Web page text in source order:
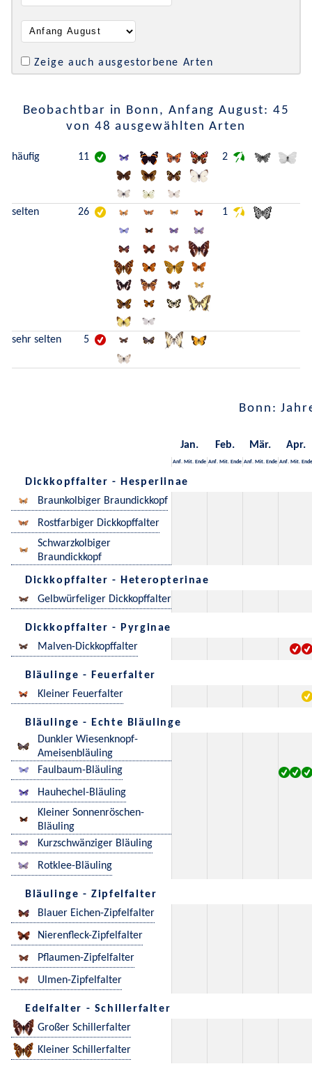
Zeige auch ausgestorbene Arten
Beobachtbar in Bonn, Anfang August: 45
von 48 ausgewählten Arten
häufig 11 2
selten 26 1
sehr selten 5
Bonn:
Jan. Feb. Mär. Apr.
Anf. Mit. Ende Anf. Mit. Ende Anf. Mit. Ende Anf. Mit. Ende
Dickkopffalter - Hesperiinae
Braunkolbiger Braundickkopf
Rostfarbiger Dickkopffalter
Schwarzkolbiger
Braundickkopf
Dickkopffalter - Heteropterinae
Gelbwürfeliger Dickkopffalter
Dickkopffalter - Pyrginae
Malven-Dickkopffalter
Bläulinge - Feuerfalter
Kleiner Feuerfalter
Bläulinge - Echte Bläulinge
Dunkler Wiesenknopf-
Ameisenbläuling
Faulbaum-Bläuling
Hauhechel-Bläuling
Kleiner Sonnenröschen-
Bläuling
Kurzschwänziger Bläuling
Rotklee-Bläuling
Bläulinge - Zipfelfalter
Blauer Eichen-Zipfelfalter
Nierenfleck-Zipfelfalter
Pflaumen-Zipfelfalter
Ulmen-Zipfelfalter
Edelfalter - Schillerfalter
Großer Schillerfalter
Kleiner Schillerfalter